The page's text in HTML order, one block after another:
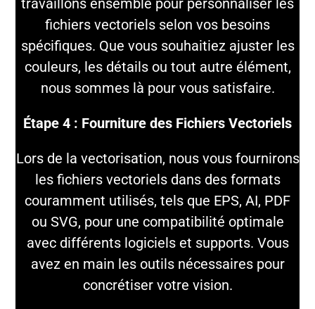
travaillons ensemble pour personnaliser les
fichiers vectoriels selon vos besoins
spécifiques. Que vous souhaitiez ajuster les
couleurs, les détails ou tout autre élément,
nous sommes là pour vous satisfaire.
Étape 4 : Fourniture des Fichiers Vectoriels
Lors de la vectorisation, nous vous fournirons
les fichiers vectoriels dans des formats
couramment utilisés, tels que EPS, AI, PDF
ou SVG, pour une compatibilité optimale
avec différents logiciels et supports. Vous
avez en main les outils nécessaires pour
concrétiser votre vision.